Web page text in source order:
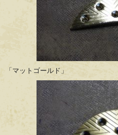
「マットゴールド」